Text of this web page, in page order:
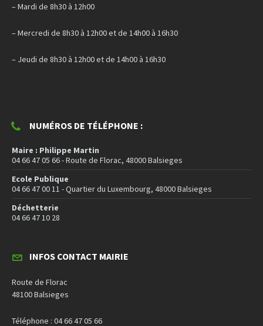
– Mardi de 8h30 à 12h00
– Mercredi de 8h30 à 12h00 et de 14h00 à 16h30
– Jeudi de 8h30 à 12h00 et de 14h00 à 16h30
NUMÉROS DE TÉLÉPHONE :
Maire : Philippe Martin
04 66 47 05 66 - Route de Florac, 48000 Balsieges
Ecole Publique
04 66 47 00 11 - Quartier du Luxembourg, 48000 Balsieges
Déchetterie
04 66 47 10 28
INFOS CONTACT MAIRIE
Route de Florac
48100 Balsieges
Téléphone : 04 66 47 05 66